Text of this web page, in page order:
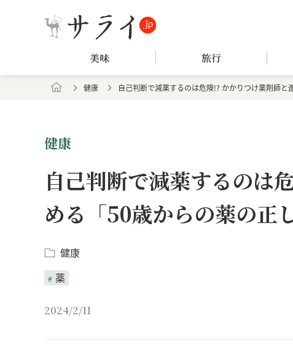
美味 旅行
健康 自己判断で減薬するのは危険!? かかりつけ薬剤師と
健康
自己判断で減薬するのは
める「50歳からの薬の正
健康
薬
2024/2/11